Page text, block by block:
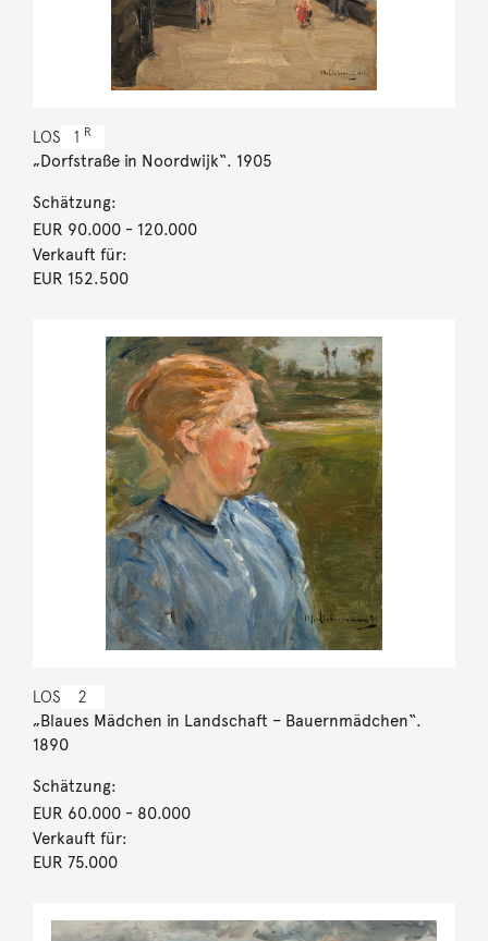
LOS 1 R
„Dorfstraße in Noordwijk“. 1905
Schätzung:
EUR 90.000- 120.000
Verkauft für:
EUR 152.500
LOS 2
„Blaues Mädchen in Landschaft – Bauernmädchen“.
1890
Schätzung:
EUR 60.000- 80.000
Verkauft für:
EUR 75.000